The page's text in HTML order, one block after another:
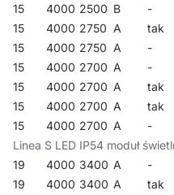
15
4000 2500 B -
15
4000 2750 A tak
15
4000 2750 A -
15
4000 2700 A -
15
4000 2700 A tak
15
4000 2700 A tak
15
4000 2700 A -
Linea S LED IP54 moduł
19
4000 3400 A -
19
4000 3400 A tak